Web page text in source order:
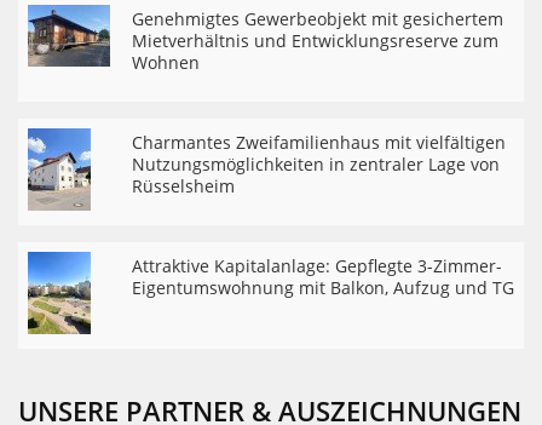
Genehmigtes Gewerbeobjekt mit gesichertem
Mietverhältnis und Entwicklungsreserve zum
Wohnen
Charmantes Zweifamilienhaus mit vielfältigen
Nutzungsmöglichkeiten in zentraler Lage von
Rüsselsheim
Attraktive Kapitalanlage: Gepflegte 3-Zimmer-
Eigentumswohnung mit Balkon, Aufzug und TG
UNSERE PARTNER & AUSZEICHNUNGEN